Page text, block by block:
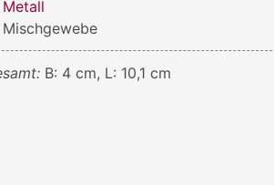
Metall
Mischgewebe
B: 4 cm, L: 10,1 cm